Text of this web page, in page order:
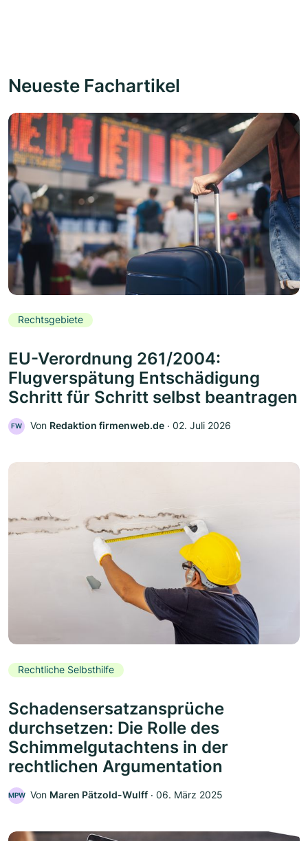
Neueste Fachartikel
Rechtsgebiete
EU-Verordnung 261/2004:
Flugverspätung Entschädigung
Schritt für Schritt selbst beantragen
FW Von Redaktion firmenweb.de ‧ 02. Juli 2026
Rechtliche Selbsthilfe
Schadensersatzansprüche
durchsetzen: Die Rolle des
Schimmelgutachtens in der
rechtlichen Argumentation
MPW Von Maren Pätzold-Wulff ‧ 06. März 2025